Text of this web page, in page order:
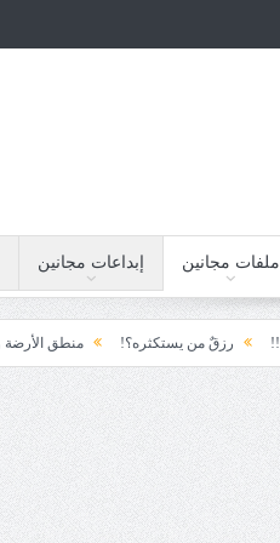
ملفات مجانين إبداعات مجانين
منطق الأرضة والسياسة!!